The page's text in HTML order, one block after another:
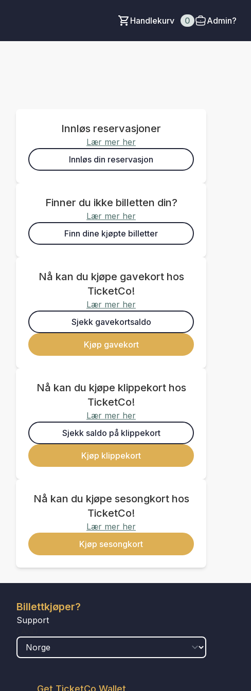
Handlekurv 0 Admin?
Innløs reservasjoner
Lær mer her
Innløs din reservasjon
Finner du ikke billetten din?
Lær mer her
Finn dine kjøpte billetter
Nå kan du kjøpe gavekort hos
TicketCo!
Lær mer her
Sjekk gavekortsaldo
Kjøp gavekort
Nå kan du kjøpe klippekort hos
TicketCo!
Lær mer her
Sjekk saldo på klippekort
Kjøp klippekort
Nå kan du kjøpe sesongkort hos
TicketCo!
Lær mer her
Kjøp sesongkort
Billettkjøper?
Support
Get TicketCo Wallet